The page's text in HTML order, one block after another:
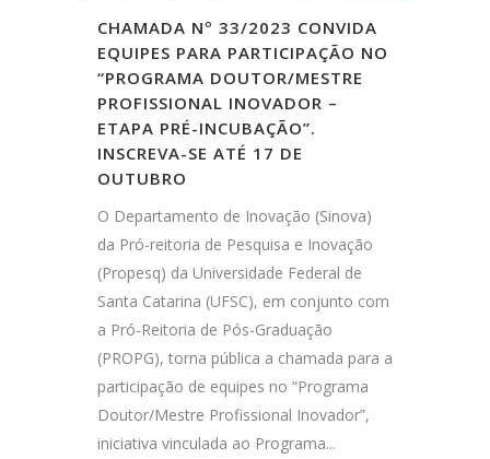
CHAMADA Nº 33/2023 CONVIDA
EQUIPES PARA PARTICIPAÇÃO NO
“PROGRAMA DOUTOR/MESTRE
PROFISSIONAL INOVADOR –
ETAPA PRÉ-INCUBAÇÃO”.
INSCREVA-SE ATÉ 17 DE
OUTUBRO
O Departamento de Inovação (Sinova)
da Pró-reitoria de Pesquisa e Inovação
(Propesq) da Universidade Federal de
Santa Catarina (UFSC), em conjunto com
a Pró-Reitoria de Pós-Graduação
(PROPG), torna pública a chamada para a
participação de equipes no “Programa
Doutor/Mestre Profissional Inovador”,
iniciativa vinculada ao Programa...